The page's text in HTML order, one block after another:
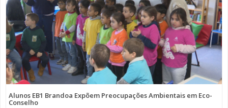
Alunos EB1 Brandoa Expõem Preocupações Ambientais em Eco-
Conselho